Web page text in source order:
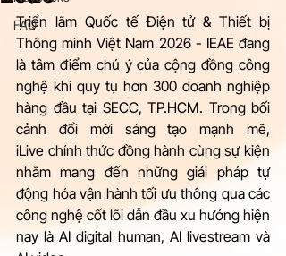
FAQ
Triển lãm Quốc tế Điện tử & Thiết bị
Thông minh Việt Nam 2026 - IEAE đang
là tâm điểm chú ý của cộng đồng công
nghệ khi quy tụ hơn 300 doanh nghiệp
hàng đầu tại SECC, TP.HCM. Trong bối
cảnh đổi mới sáng tạo mạnh mẽ,
iLive chính thức đồng hành cùng sự kiện
nhằm mang đến những giải pháp tự
động hóa vận hành tối ưu thông qua các
công nghệ cốt lõi dẫn đầu xu hướng hiện
nay là AI digital human, AI livestream và